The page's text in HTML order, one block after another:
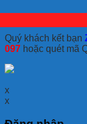
Quý khách kết bạn
097 hoặc quét mã
x
x